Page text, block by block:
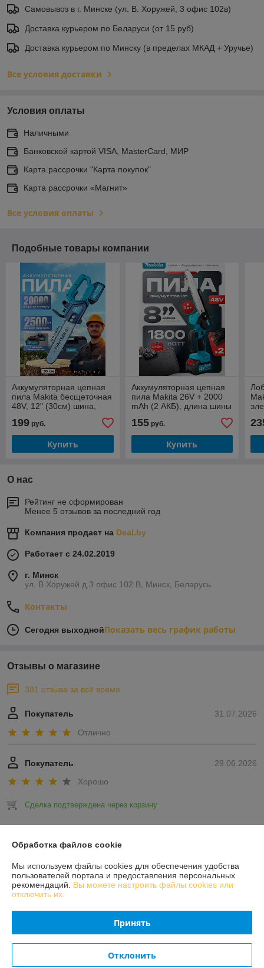
Самовывоз в г. Минске (ул. В. Хоружей, 3 офис 102в)
Доставка курьером по Беларуси (от 15 руб)
Доставка курьером по Минску (в пределах МКАД + Уручье)
Все условия доставки
Условия оплаты
Наличными
Банковской картой VISA, MasterCard, МИР
Карта рассрочки "Карта покупок"
Карта рассрочки «Магнит»
Все условия оплаты
Подобные товары компании
Аккумуляторная цепная
пила Makita бесщеточная
48V, 12" (30см) шина,
199 руб.
Купить
Аккумуляторная цепная
пила Makita 26V + 2000
mAh (2 АКБ), длина шины
155руб.
Купить
О нас
Рейтинг не сформирован
Менее 5 отзывов за последний год
Компания продает на Deal.by
Работает с 24.02.2019
г. Минск
ул. В.Хоружей д.3 офис 102 В, Минск, Беларусь
Контакты
Сегодня выходнойПоказать весь график работы
Отзывы о магазине
381 отзыва за всё время
31.07.2026
Покупатель
Отлично
29.06.2026
Покупатель
Хорошо
Сделка подтверждена через корзину
О нас
Обработка файлов cookie
Мы используем файлы cookies для обеспечения удобства
пользователей портала и предоставления персональных
рекомендаций. Вы можете настроить файлы cookies или
отключить их.
Принять
Отклонить